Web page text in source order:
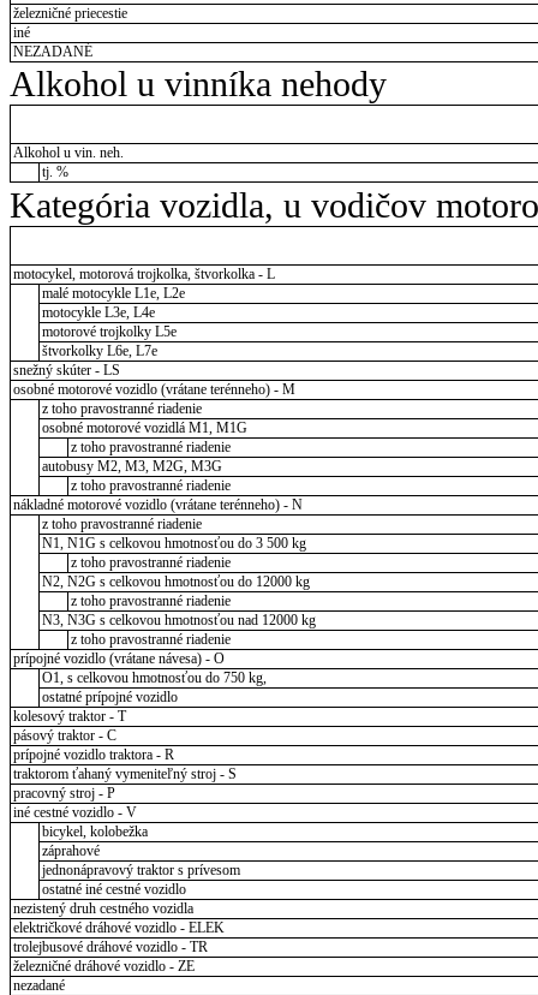
železničné priecestie
iné
NEZADANÉ
Alkohol u vinníka nehody
Alkohol u vin. neh.
tj. %
Kategória vozidla, u vodičov
motocykel, motorová trojkolka, štvorkolka - L
malé motocykle L1e, L2e
motocykle L3e, L4e
motorové trojkolky L5e
štvorkolky L6e, L7e
snežný skúter - LS
osobné motorové vozidlo (vrátane terénneho) - M
z toho pravostranné riadenie
osobné motorové vozidlá M1, M1G
z toho pravostranné riadenie
autobusy M2, M3, M2G, M3G
z toho pravostranné riadenie
nákladné motorové vozidlo (vrátane terénneho) - N
z toho pravostranné riadenie
N1, N1G s celkovou hmotnosťou do 3 500 kg
z toho pravostranné riadenie
N2, N2G s celkovou hmotnosťou do 12000 kg
z toho pravostranné riadenie
N3, N3G s celkovou hmotnosťou nad 12000 kg
z toho pravostranné riadenie
prípojné vozidlo (vrátane návesa) - O
O1, s celkovou hmotnosťou do 750 kg,
ostatné prípojné vozidlo
kolesový traktor - T
pásový traktor - C
prípojné vozidlo traktora - R
traktorom ťahaný vymeniteľný stroj - S
pracovný stroj - P
iné cestné vozidlo - V
bicykel, kolobežka
záprahové
jednonápravový traktor s prívesom
ostatné iné cestné vozidlo
nezistený druh cestného vozidla
električkové dráhové vozidlo - ELEK
trolejbusové dráhové vozidlo - TR
železničné dráhové vozidlo - ZE
nezadané